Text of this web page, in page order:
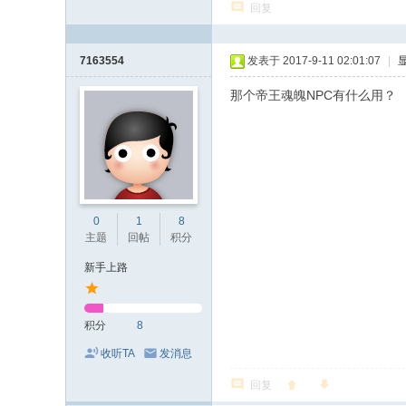
回复
7163554
0
主题
1
回帖
8
积分
新手上路
积分 8
收听TA 发消息
发表于 2017-9-11 02:01:07
那个帝王魂魄NPC有什么用？
回复